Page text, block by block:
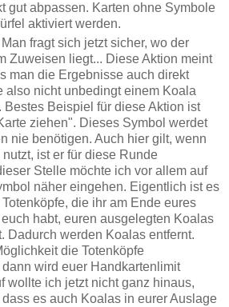
gut abpassen. Karten ohne Symbole
aktiviert werden.
Man fragt sich jetzt sicher, wo der
Zuweisen liegt... Diese Aktion meint
man die Ergebnisse auch direkt
also nicht unbedingt einem Koala
Bestes Beispiel für diese Aktion ist
ziehen". Dieses Symbol werdet
nie benötigen. Auch hier gilt, wenn
ist er für diese Runde
Stelle möchte ich vor allem auf
näher eingehen. Eigentlich ist es
die ihr am Ende eures
habt, euren ausgelegten Koalas
Dadurch werden Koalas entfernt.
die Totenköpfe
wird euer Handkartenlimit
wollte ich jetzt nicht ganz hinaus,
es auch Koalas in eurer Auslage